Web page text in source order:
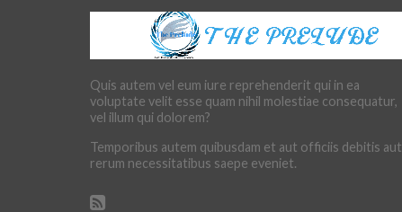
Quis autem vel eum iure reprehenderit qui in ea
voluptate velit esse quam nihil molestiae consequatur,
vel illum qui dolorem?
Temporibus autem quibusdam et aut officiis debitis aut
rerum necessitatibus saepe eveniet.